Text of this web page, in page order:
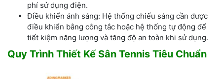
phí sử dụng điện.
Điều khiển ánh sáng: Hệ thống chiếu sáng cần được
điều khiển bằng công tắc hoặc hệ thống tự động để
tiết kiệm năng lượng và tăng độ an toàn khi sử dụng.
Quy Trình Thiết Kế Sân Tennis Tiêu Chuẩn